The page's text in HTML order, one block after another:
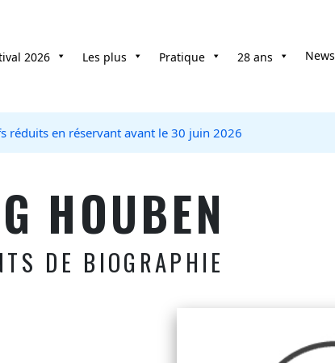
2026 Les plus Pratique 28 ans News
réduits en réservant avant le 30 juin 2026
HOUBEN
DE BIOGRAPHIE